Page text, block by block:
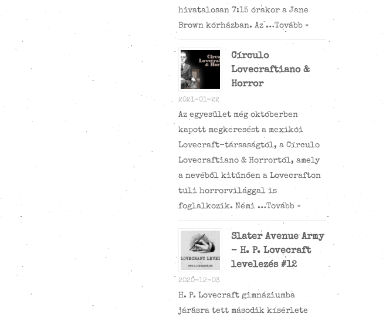
hivatalosan 7:15 órakor a Jane
Brown kórházban. Az …Tovább »
Círculo
Lovecraftiano &
Horror
2021-01-22
Az egyesület még októberben
kapott megkeresést a mexikói
Lovecraft-társaságtól, a Círculo
Lovecraftiano & Horrortól, amely
a nevéből kitűnően a Lovecrafton
túli horrorvilággal is
foglalkozik. Némi …Tovább »
Slater Avenue Army
– H. P. Lovecraft
levelezés #12
2020-12-03
H. P. Lovecraft gimnáziumba
járásra tett második kísérlete